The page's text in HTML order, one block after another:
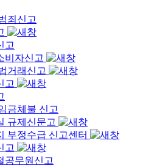
죄신고
고
비자신고
거래신고
고
금체불 신고
규제신문고
부정수급 신고센터
고
공무원신고